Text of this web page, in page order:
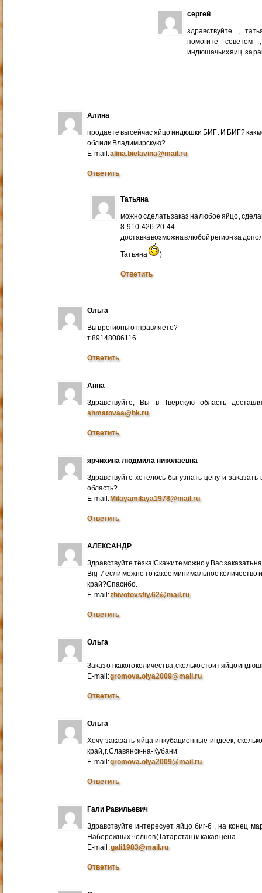
сергей
здравствуйте ,
помогите
индюшачьих яиц . за
Алина
продаете вы сейчас яйцо индюшки БИГ : И БИГ? как
обл или Владимирскую?
E-mail:alina.bielavina@mail.ru
Ответить
Татьяна
можно сделать заказ на любое яйцо ,
8-910-426-20-44
доставка возможна в любой регион за
Татьяна )
Ответить
Ольга
Вы в регионы отправляете?
т.89148086116
Ответить
Анна
Здравствуйте, Вы в Тверскую область
shmatovaa@bk.ru
Ответить
ярчихина людмила николаевна
Здравствуйте хотелось бы узнать цену и
область?
E-mail:Milayamilaya1978@mail.ru
Ответить
АЛЕКСАНДР
Здравствуйте тёзка!Скажите можно у Вас заказать
Big-7 если можно то какое минимальное количество
край?Спасибо.
E-mail:zhivotovsfiy.62@mail.ru
Ответить
Ольга
Заказ от какого количества, сколько стоит яйцо
E-mail:gromova.olya2009@mail.ru
Ответить
Ольга
Хочу заказать яйца инкубационные индеек,
край, г. Славянск-на-Кубани
E-mail:gromova.olya2009@mail.ru
Ответить
Гали Равильевич
Здравствуйте интересует яйцо биг-6 , на конец
Набережных Челнов (Татарстан) и какая цена
E-mail :gali1983@mail.ru
Ответить